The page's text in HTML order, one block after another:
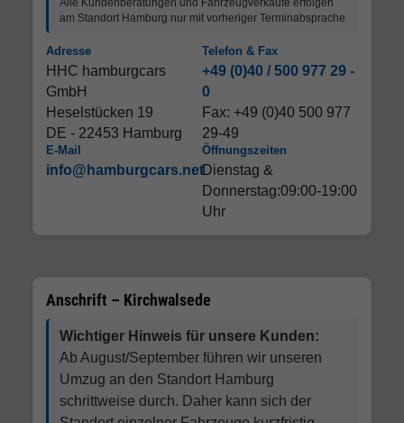
Alle Kundenberatungen und Fahrzeugverkäufe erfolgen
am Standort Hamburg nur mit vorheriger Terminabsprache
Adresse
HHC hamburgcars
GmbH
Heselstücken 19
DE - 22453 Hamburg
Telefon & Fax
+49 (0)40 / 500 977 29 -
0
Fax: +49 (0)40 500 977
29-49
E-Mail
info@hamburgcars.net
Öffnungszeiten
Dienstag &
Donnerstag:09:00-19:00
Uhr
Anschrift – Kirchwalsede
Wichtiger Hinweis für unsere Kunden:
Ab August/September führen wir unseren
Umzug an den Standort Hamburg
schrittweise durch. Daher kann sich der